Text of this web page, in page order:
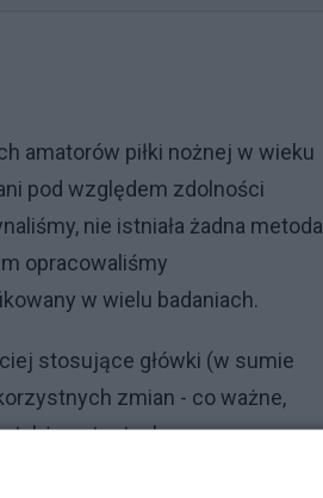
amatorów piłki nożnej w wieku
pod względem zdolności
nie istniała żadna metoda
opracowaliśmy
w wielu badaniach.
stosujące główki (w sumie
zmian - co ważne,
także w testach.